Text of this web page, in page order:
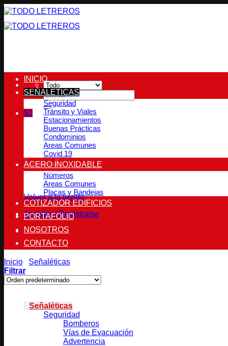
Saltar
al
contenido
Buscar
por:
$0
Carrito
No hay productos en el carrito.
Volver a la tienda
Acceder / Registrarse
INICIO
SEÑALETICAS
Seguridad
Tránsito y Viales
Estacionamientos
Buenas Prácticas
Condominios
Areas Comunes
Covid 19
ACERO INOXIDABLE
Números
Areas Comunes
Placas y Bandejas
COTIZADOR EDIFICIOS
PORTAFOLIO
NOSOTROS
CONTACTO
Inicio Señaléticas
Filtrar
Señaléticas
Seguridad
Bomberos
Vías de Evacuación
Advertencia